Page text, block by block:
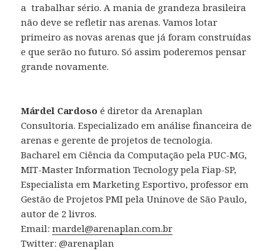
a trabalhar sério. A mania de grandeza brasileira
não deve se refletir nas arenas. Vamos lotar
primeiro as novas arenas que já foram construídas
e que serão no futuro. Só assim poderemos pensar
grande novamente.
Márdel Cardoso é diretor da Arenaplan
Consultoria. Especializado em análise financeira de
arenas e gerente de projetos de tecnologia.
Bacharel em Ciência da Computação pela PUC-MG,
MIT-Master Information Tecnology pela Fiap-SP,
Especialista em Marketing Esportivo, professor em
Gestão de Projetos PMI pela Uninove de São Paulo,
autor de 2 livros.
Email:mardel@arenaplan.com.br
Twitter: @arenaplan